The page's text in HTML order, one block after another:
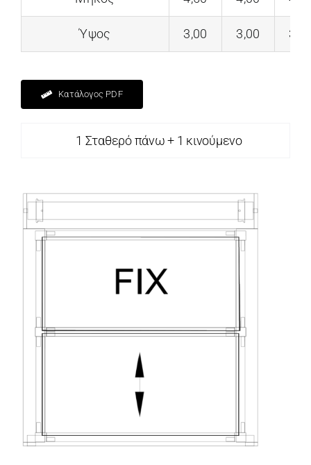
Ύψος 3,00 3,00
Κατάλογος PDF
1 Σταθερό πάνω + 1 κινούμενο